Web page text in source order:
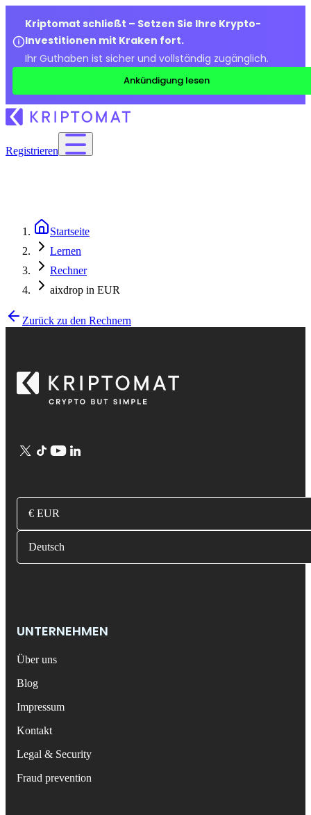
Kriptomat schließt – Setzen Sie Ihre Krypto-
Investitionen mit Kraken fort.
Ihr Guthaben ist sicher und vollständig zugänglich.
Ankündigung lesen
Registrieren
Startseite
Lernen
Rechner
aixdrop in EUR
Zurück zu den Rechnern
€ EUR
Deutsch
UNTERNEHMEN
Über uns
Blog
Impressum
Kontakt
Legal & Security
Fraud prevention